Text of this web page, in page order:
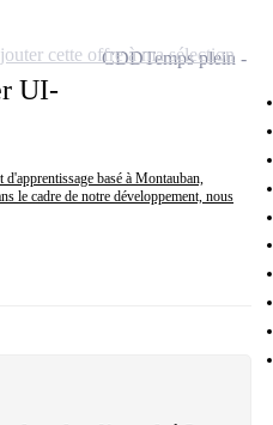
UI-
basé à Montauban,
le cadre de notre développement, nous
CDDTemps plein
cette offre à ma sélection